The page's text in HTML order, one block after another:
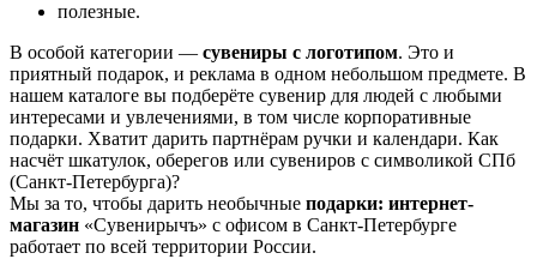
полезные.
В особой категории — сувениры с логотипом. Это и
приятный подарок, и реклама в одном небольшом предмете. В
нашем каталоге вы подберёте сувенир для людей с любыми
интересами и увлечениями, в том числе корпоративные
подарки. Хватит дарить партнёрам ручки и календари. Как
насчёт шкатулок, оберегов или сувениров с символикой СПб
(Санкт-Петербурга)?
Мы за то, чтобы дарить необычные подарки: интернет-
магазин «Сувенирычъ» с офисом в Санкт-Петербурге
работает по всей территории России.